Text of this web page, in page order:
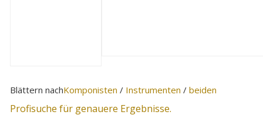
Blättern nachKomponisten / Instrumenten / beiden
Profisuche für genauere Ergebnisse.